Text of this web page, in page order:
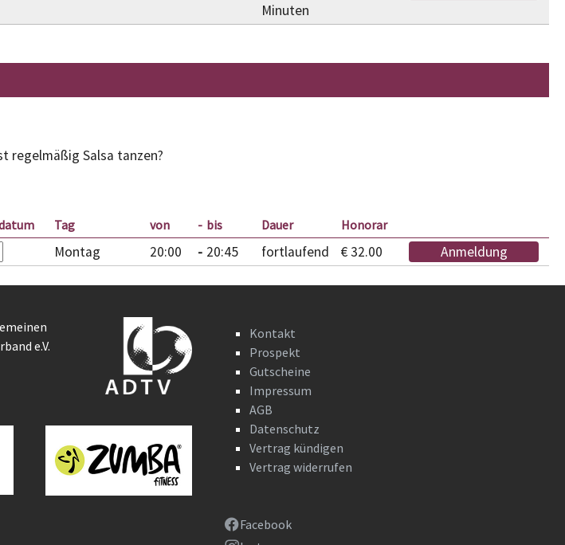
Minuten
regelmäßig Salsa tanzen?
Tag von bis Dauer Honorar
Montag 20:00 20:45 fortlaufend € 32.00 Anmeldung
e.V.
Kontakt
Prospekt
Gutscheine
Impressum
AGB
Datenschutz
Vertrag kündigen
Vertrag widerrufen
Facebook